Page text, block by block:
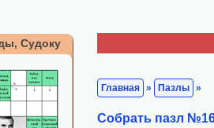
Судоку
Главная » Пазлы »
Собрать пазл